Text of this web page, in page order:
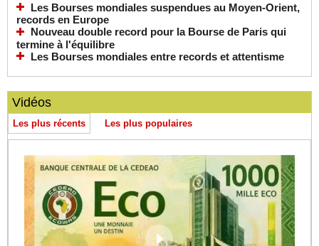
Les Bourses mondiales suspendues au Moyen-Orient,
records en Europe
Nouveau double record pour la Bourse de Paris qui
termine à l'équilibre
Les Bourses mondiales entre records et attentisme
Vidéos
Les plus récents Les plus populaires